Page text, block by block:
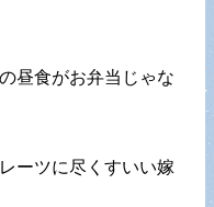
昼食がお弁当じゃな
ーツに尽くすいい嫁